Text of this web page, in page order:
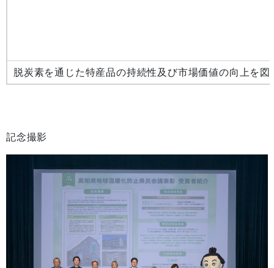
脱炭素を通じた特産品の持続性及び市場価値の向上を図
記念撮影